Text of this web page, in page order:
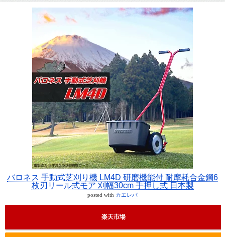
バロネス 手動式芝刈り機 LM4D 研磨機能付 耐摩耗合金鋼6
枚刃リール式モア 刈幅30cm 手押し式 日本製
posted with カエレバ
楽天市場